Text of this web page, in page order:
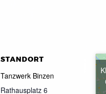
STANDORT
Tanzwerk Binzen
Rathausplatz 6